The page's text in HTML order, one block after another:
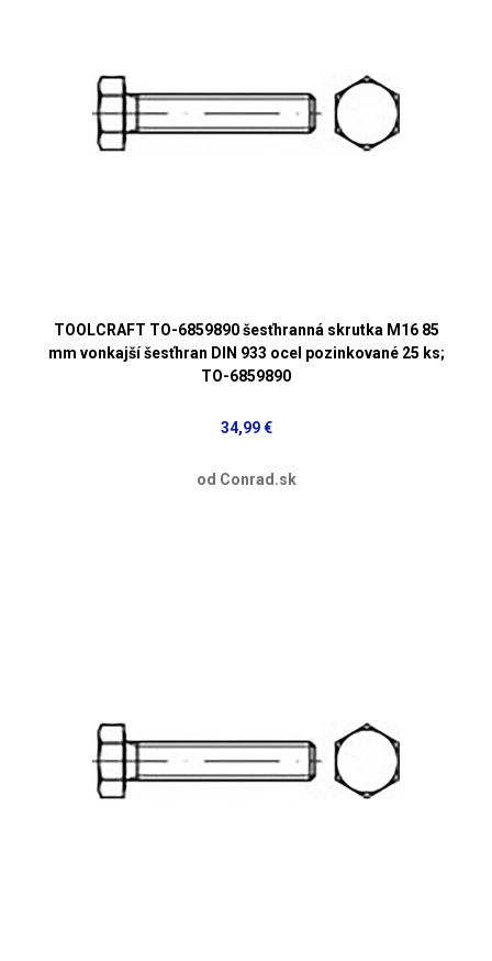
TOOLCRAFT TO-6859890 šesťhranná skrutka M16 85
mm vonkajší šesťhran DIN 933 ocel pozinkované 25 ks;
TO-6859890
34,99 €
od Conrad.sk